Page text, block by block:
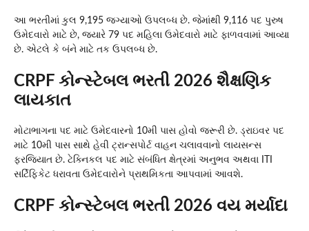
આ ભરતીમાં કુલ 9,195 જગ્યાઓ ઉપલબ્ધ છે. જેમાંથી 9,116 પદ પુરુષ
ઉમેદવારો માટે છે, જ્યારે 79 પદ મહિલા ઉમેદવારો માટે ફાળવવામાં આવ્યા
છે. એટલે કે બંને માટે તક ઉપલબ્ધ છે.
CRPF કોન્સ્ટેબલ ભરતી 2026 શૈક્ષણિક
લાયકાત
મોટાભાગના પદ માટે ઉમેદવારનો 10મી પાસ હોવો જરૂરી છે. ડ્રાઇવર પદ
માટે 10મી પાસ સાથે હેવી ટ્રાન્સપોર્ટ વાહન ચલાવવાનો લાયસન્સ
ફરજિયાત છે. ટેક્નિકલ પદ માટે સંબંધિત ક્ષેત્રમાં અનુભવ અથવા ITI
સર્ટિફિકેટ ધરાવતા ઉમેદવારોને પ્રાથમિકતા આપવામાં આવશે.
CRPF કોન્સ્ટેબલ ભરતી 2026 વય મર્યાદા